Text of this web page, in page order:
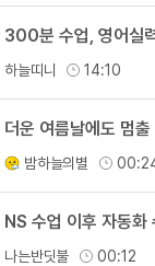
300분 수업, 영어실
하늘띠니 14:10
더운 여름날에도 멈
밤하늘의별
나는반딧불 00:12